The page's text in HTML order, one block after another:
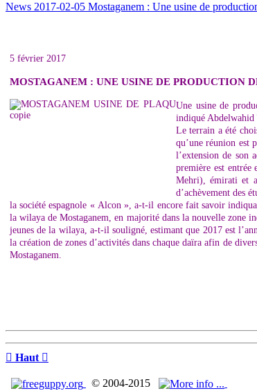
News 2017-02-05 Mostaganem : Une usine de
5 février 2017
MOSTAGANEM : UNE USINE DE PRODUCTION
Une usine de
indiqué Abdelwahid
Le terrain a été
qu’une réunion est
l’extension de son
première est entrée
Mehri), émirati et
d’achèvement des
la société espagnole « Alcon », a-t-il encore fait savoir
la wilaya de Mostaganem, en majorité dans la nouvelle zone
jeunes de la wilaya, a-t-il souligné, estimant que 2017 est
la création de zones d’activités dans chaque daïra afin de
Mostaganem.
 Haut 
© 2004-2015